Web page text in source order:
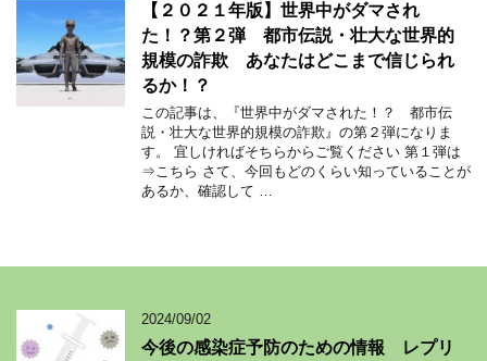
【２０２１年版】世界中がダマされ
た！？第２弾 都市伝説・壮大な世界的
規模の詐欺 あなたはどこまで信じられ
るか！？
この記事は、『世界中がダマされた！？ 都市伝
説・壮大な世界的規模の詐欺』の第２弾になりま
す。 宜しければそちらからご覧ください 第１弾は
⇒こちら さて、今回もどのくらい知っていることが
あるか、確認して …
2024/09/02
今後の感染症予防のための情報 レプリ